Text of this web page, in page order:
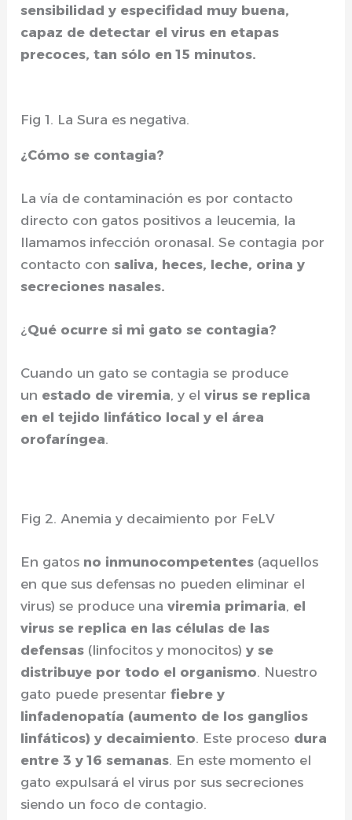
sensibilidad y especifidad muy buena,
capaz de detectar el virus en etapas
precoces, tan sólo en 15 minutos.
Fig 1. La Sura es negativa.
¿Cómo se contagia?
La vía de contaminación es por contacto
directo con gatos positivos a leucemia, la
llamamos infección oronasal. Se contagia por
contacto consaliva, heces, leche, orina y
secreciones nasales.
¿Qué ocurre si mi gato se contagia?
Cuando un gato se contagia se produce
un estado de viremia, y elvirus se replica
en el tejido linfático local y el área
orofaríngea.
Fig 2. Anemia y decaimiento por FeLV
En gatos no inmunocompetentes (aquellos
en que sus defensas no pueden eliminar el
virus) se produce unaviremia primaria, el
virus se replica en las células de las
defensas (linfocitos y monocitos)y se
distribuye por todo el organismo. Nuestro
gato puede presentarfiebre y
linfadenopatía (aumento de los ganglios
linfáticos) y decaimiento. Este proceso dura
entre 3 y 16 semanas. En este momento el
gato expulsará el virus por sus secreciones
siendo un foco de contagio.